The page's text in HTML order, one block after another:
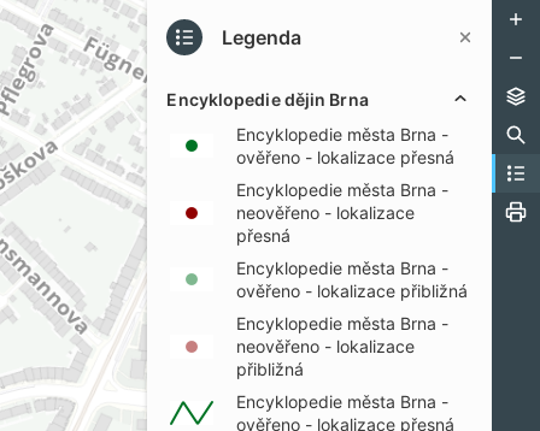
Legenda
Encyklopedie dějin Brna
Encyklopedie města Brna -
ověřeno - lokalizace přesná
Encyklopedie města Brna -
neověřeno - lokalizace
přesná
Encyklopedie města Brna -
ověřeno - lokalizace přibližná
Encyklopedie města Brna -
neověřeno - lokalizace
přibližná
Encyklopedie města Brna -
ověřeno - lokalizace přesná